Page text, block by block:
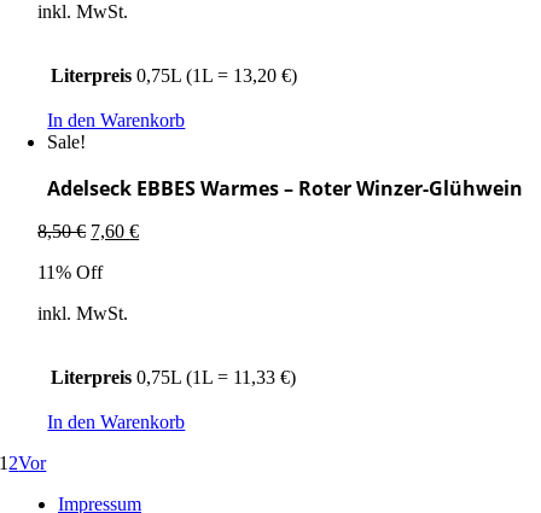
inkl. MwSt.
Literpreis 0,75L (1L = 13,20 €)
In den Warenkorb
Sale!
Adelseck EBBES Warmes – Roter Winzer-Glühwein
8,50€ Ursprünglicher
war:
7,60€Aktueller
11% Off
inkl. MwSt.
Literpreis 0,75L (1L = 11,33 €)
In den Warenkorb
1 2Vor
Impressum